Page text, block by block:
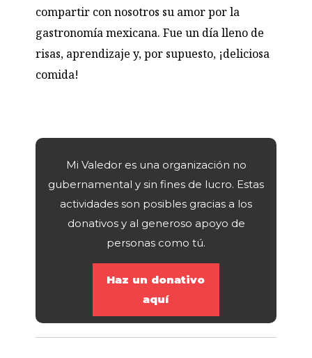
compartir con nosotros su amor por la
gastronomía mexicana. Fue un día lleno de
risas, aprendizaje y, por supuesto, ¡deliciosa
comida!
Mi Valedor es una organización no
gubernamental y sin fines de lucro. Estas
actividades son posibles gracias a los
donativos y al generoso apoyo de
personas como tú.
Haz un donativo
aquí